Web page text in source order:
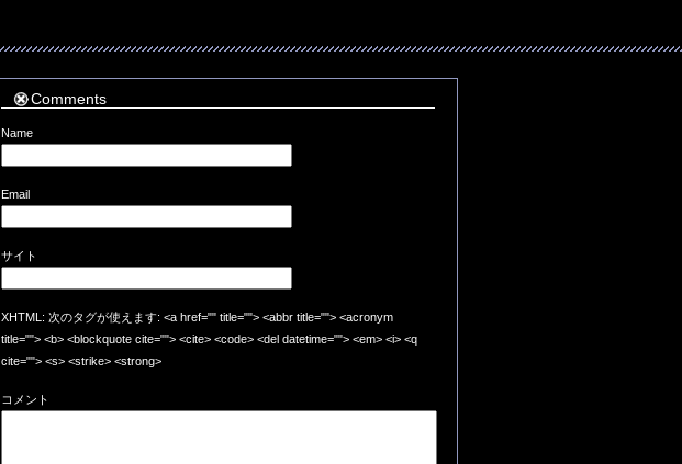
Comments
Name
Email
サイト
XHTML: 次のタグが使えます: <a href="" title=""> <abbr title=""> <acronym
title=""> <b> <blockquote cite=""> <cite> <code> <del datetime=""> <em> <i> <q
cite=""> <s> <strike> <strong>
コメント